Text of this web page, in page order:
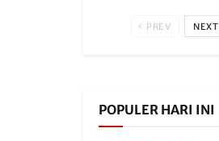
PREV NEXT
POPULER HARI INI